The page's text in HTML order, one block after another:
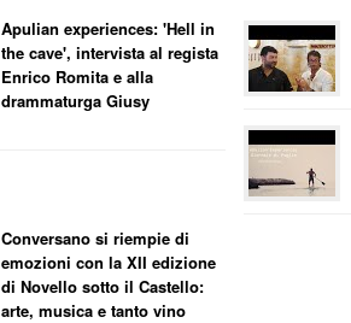
Apulian experiences: 'Hell in
the cave', intervista al regista
Enrico Romita e alla
drammaturga Giusy
Conversano si riempie di
emozioni con la XII edizione
di Novello sotto il Castello:
arte, musica e tanto vino